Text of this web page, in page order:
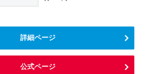
詳細ページ
公式ページ